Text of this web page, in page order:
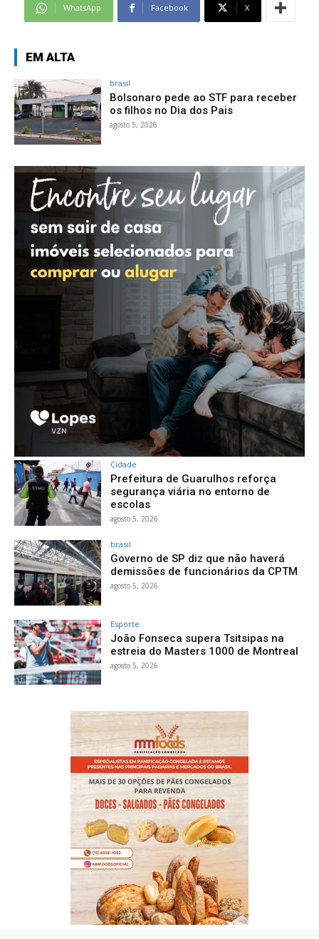
WhatsApp Facebook X
EM ALTA
brasil
Bolsonaro pede ao STF para receber
os filhos no Dia dos Pais
agosto 5, 2026
Cidade
Prefeitura de Guarulhos reforça
segurança viária no entorno de
escolas
agosto 5, 2026
brasil
Governo de SP diz que não haverá
demissões de funcionários da CPTM
agosto 5, 2026
Esporte
João Fonseca supera Tsitsipas na
estreia do Masters 1000 de Montreal
agosto 5, 2026